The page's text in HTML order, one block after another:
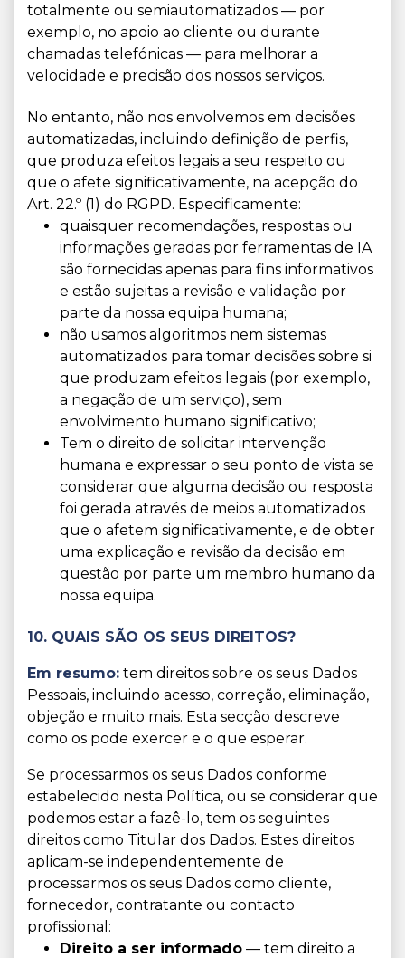
totalmente ou semiautomatizados — por
exemplo, no apoio ao cliente ou durante
chamadas telefónicas — para melhorar a
velocidade e precisão dos nossos serviços.
No entanto, não nos envolvemos em decisões
automatizadas, incluindo definição de perfis,
que produza efeitos legais a seu respeito ou
que o afete significativamente, na acepção do
Art. 22.º (1) do RGPD. Especificamente:
quaisquer recomendações, respostas ou
informações geradas por ferramentas de IA
são fornecidas apenas para fins informativos
e estão sujeitas a revisão e validação por
parte da nossa equipa humana;
não usamos algoritmos nem sistemas
automatizados para tomar decisões sobre si
que produzam efeitos legais (por exemplo,
a negação de um serviço), sem
envolvimento humano significativo;
Tem o direito de solicitar intervenção
humana e expressar o seu ponto de vista se
considerar que alguma decisão ou resposta
foi gerada através de meios automatizados
que o afetem significativamente, e de obter
uma explicação e revisão da decisão em
questão por parte um membro humano da
nossa equipa.
10. QUAIS SÃO OS SEUS DIREITOS?
Em resumo: tem direitos sobre os seus Dados
Pessoais, incluindo acesso, correção, eliminação,
objeção e muito mais. Esta secção descreve
como os pode exercer e o que esperar.
Se processarmos os seus Dados conforme
estabelecido nesta Política, ou se considerar que
podemos estar a fazê-lo, tem os seguintes
direitos como Titular dos Dados. Estes direitos
aplicam-se independentemente de
processarmos os seus Dados como cliente,
fornecedor, contratante ou contacto
profissional:
Direito a ser informado — tem direito a